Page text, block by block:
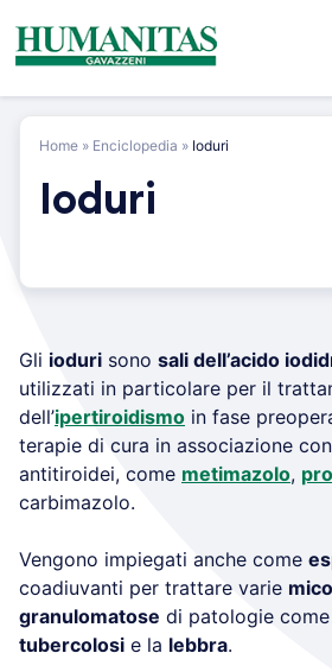
content
Home » Enciclopedia » Ioduri
Ioduri
Gli ioduri sono sali dell’acido
utilizzati in particolare per il
dell’ipertiroidismo in fase
terapie di cura in associazione
antitiroidei, come metimazolo,
carbimazolo.
Vengono impiegati anche come
coadiuvanti per trattare varie
granulomatose di patologie
tubercolosi e la lebbra.